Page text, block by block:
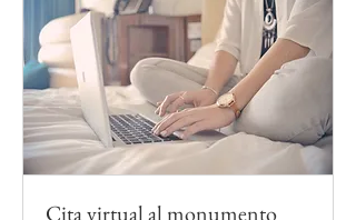
Cita virtual al monumento